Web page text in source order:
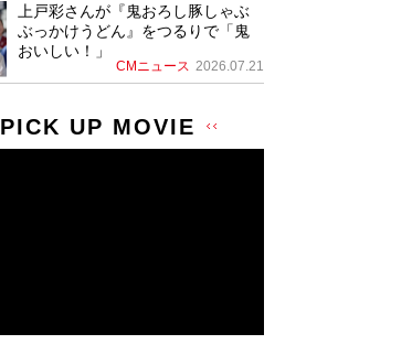
上戸彩さんが『鬼おろし豚しゃぶ
ぶっかけうどん』をつるりで「鬼
おいしい！」
CMニュース 2026.07.21
PICK UP MOVIE